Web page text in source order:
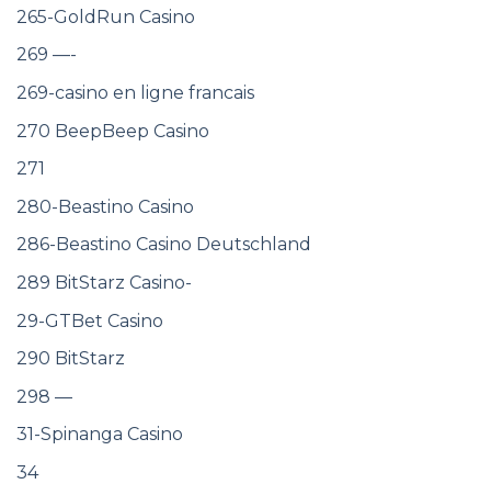
265-GoldRun Casino
269 —-
269-casino en ligne francais
270 BeepBeep Casino
271
280-Beastino Casino
286-Beastino Casino Deutschland
289 BitStarz Casino-
29-GTBet Casino
290 BitStarz
298 —
31-Spinanga Casino
34